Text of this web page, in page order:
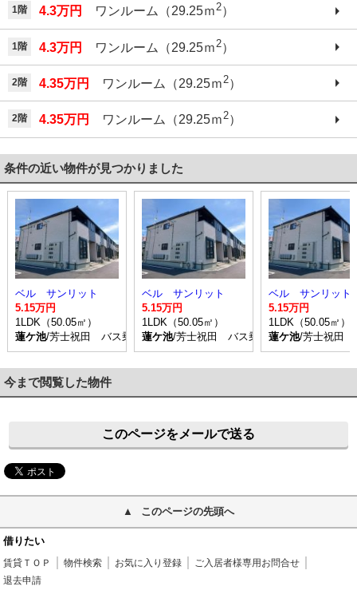
1階 4.3万円 ワンルーム（29.25ｍ2）
1階 4.3万円 ワンルーム（29.25ｍ 2）
2階 4.35万円 ワンルーム（29.25ｍ2）
2階 4.35万円 ワンルーム（29.25ｍ2）
条件の近い物件が見つかりました
ベル サンリット
5.15万円
1LDK（50.05㎡）
蓮ケ池/芳士祝田 バス乗車時間3分 停歩3分
ベル サンリット
5.15万円
1LDK（50.05㎡）
蓮ケ池/芳士祝田 バス乗車時間3分 停歩3分
ベル サンリット
5.15万円
1LDK（50.05㎡）
蓮ケ池/芳士祝田
今まで閲覧した物件
このページをメールで送る
このページの先頭へ
借りたい
賃貸ＴＯＰ 物件検索 お気に入り登録
ご入居者様専用お問合せ
退去申請